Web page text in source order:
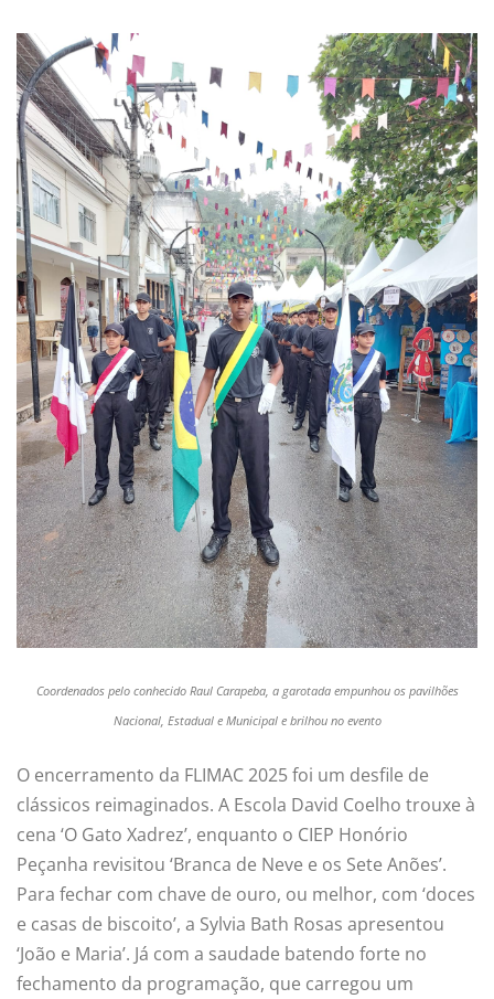
Coordenados pelo conhecido Raul Carapeba, a garotada empunhou os pavilhões
Nacional, Estadual e Municipal e brilhou no evento
O encerramento da FLIMAC 2025 foi um desfile de
clássicos reimaginados. A Escola David Coelho trouxe à
cena ‘O Gato Xadrez’, enquanto o CIEP Honório
Peçanha revisitou ‘Branca de Neve e os Sete Anões’.
Para fechar com chave de ouro, ou melhor, com ‘doces
e casas de biscoito’, a Sylvia Bath Rosas apresentou
‘João e Maria’. Já com a saudade batendo forte no
fechamento da programação, que carregou um